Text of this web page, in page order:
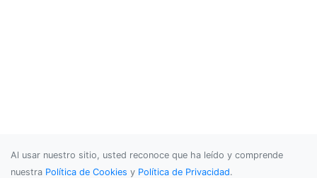
Al usar nuestro sitio, usted reconoce que ha leído y comprende
nuestra Política de Cookies y Política de Privacidad.